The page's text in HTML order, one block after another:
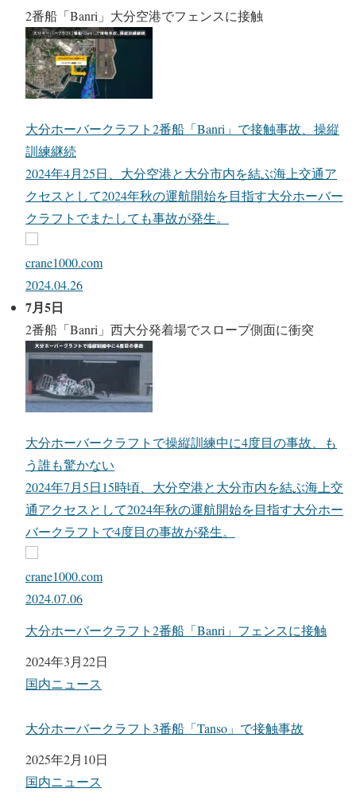
2番船「Banri」大分空港でフェンスに接触
大分ホーバークラフト2番船「Banri」で接触事故、操縦
訓練継続
2024年4月25日、大分空港と大分市内を結ぶ海上交通ア
クセスとして2024年秋の運航開始を目指す大分ホーバー
クラフトでまたしても事故が発生。
crane1000.com
2024.04.26
7月5日
2番船「Banri」西大分発着場でスロープ側面に衝突
大分ホーバークラフトで操縦訓練中に4度目の事故、も
う誰も驚かない
2024年7月5日15時頃、大分空港と大分市内を結ぶ海上交
通アクセスとして2024年秋の運航開始を目指す大分ホー
バークラフトで4度目の事故が発生。
crane1000.com
2024.07.06
大分ホーバークラフト2番船「Banri」フェンスに接触
日付
2024年3月22日
関連理由
国内ニュース
大分ホーバークラフト3番船「Tanso」で接触事故
日付
2025年2月10日
関連理由
国内ニュース